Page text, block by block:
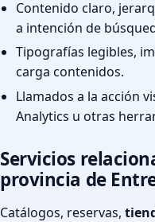
Contenido claro,
a intención de
Tipografías legibles,
carga contenidos.
Llamados a la acción
Analytics u otras
Servicios
provincia de
Catálogos, reservas,